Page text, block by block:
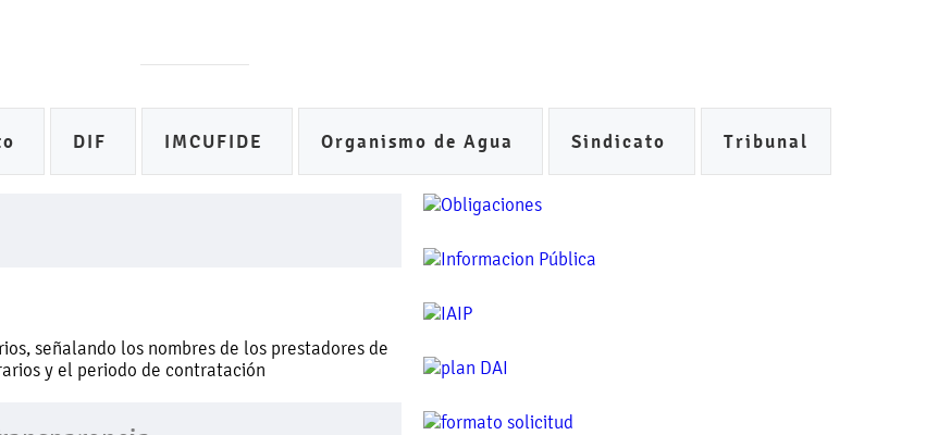
DIF IMCUFIDE Organismo de Agua Sindicato Tribunal
señalando los nombres de los prestadores de
y el periodo de contratación